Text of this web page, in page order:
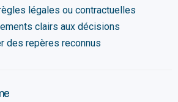
légales ou contractuelles
clairs aux décisions
des repères reconnus